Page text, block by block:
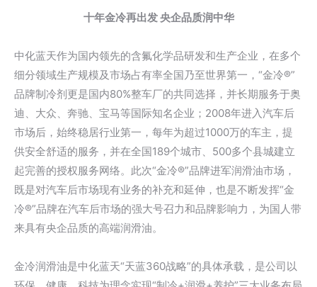
十年金冷再出发 央企品质润中华
中化蓝天作为国内领先的含氟化学品研发和生产企业，在多个
细分领域生产规模及市场占有率全国乃至世界第一，“金冷®”
品牌制冷剂更是国内80%整车厂的共同选择，并长期服务于奥
迪、大众、奔驰、宝马等国际知名企业；2008年进入汽车后
市场后，始终稳居行业第一，每年为超过1000万的车主，提
供安全舒适的服务，并在全国189个城市、500多个县城建立
起完善的授权服务网络。此次“金冷®”品牌进军润滑油市场，
既是对汽车后市场现有业务的补充和延伸，也是不断发挥“金
冷®”品牌在汽车后市场的强大号召力和品牌影响力，为国人带
来具有央企品质的高端润滑油。
金冷润滑油是中化蓝天“天蓝360战略”的具体承载，是公司以